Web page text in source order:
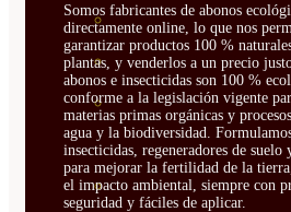
SEMILLAS
SEMILLAS
SEMILLAS
COMESTIBLES
SEMILLAS
Somos fabricantes de abonos
directamente online, lo que nos
garantizar productos 100 %
plantas, y venderlos a un precio
abonos e insecticidas son 100 %
conforme a la legislación vigente
materias primas orgánicas y
agua y la biodiversidad.
insecticidas, regeneradores de suelo
para mejorar la fertilidad de la
el impacto ambiental, siempre con
seguridad y fáciles de aplicar.